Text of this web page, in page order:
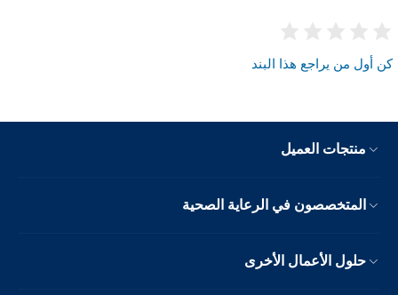
كن أول من يراجع هذا البند
منتجات العميل
المتخصصون في الرعاية الصحية
حلول الأعمال الأخرى